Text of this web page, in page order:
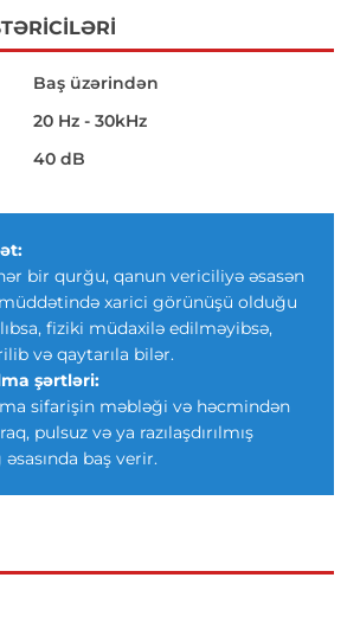
Baş üzərindən
20 Hz - 30kHz
40 dB
bir qurğu, qanun vericiliyə əsasən
xarici görünüşü olduğu
fiziki müdaxilə edilməyibsə,
və qaytarıla bilər.
şərtləri:
sifarişin məbləği və həcmindən
pulsuz və ya razılaşdırılmış
baş verir.